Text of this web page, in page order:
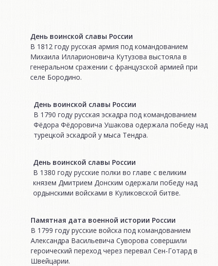
День воинской славы России
В 1812 году русская армия под командованием
Михаила Илларионовича Кутузова выстояла в
генеральном сражении с французской армией при
селе Бородино.
День воинской славы России
В 1790 году русская эскадра под командованием
Фёдора Фёдоровича Ушакова одержала победу над
турецкой эскадрой у мыса Тендра.
День воинской славы России
В 1380 году русские полки во главе с великим
князем Дмитрием Донским одержали победу над
ордынскими войсками в Куликовской битве.
Памятная дата военной истории России
В 1799 году русские войска под командованием
Александра Васильевича Суворова совершили
героический переход через перевал Сен-Готард в
Швейцарии.